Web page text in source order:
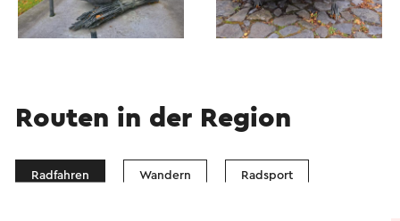
Routen in der Region
Radfahren Wandern Radsport